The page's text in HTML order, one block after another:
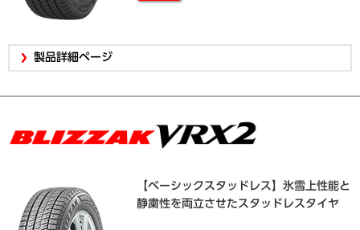
製品詳細ページ
【ベーシックスタッドレス】氷雪上性能と
静粛性を両立させたスタッドレスタイヤ